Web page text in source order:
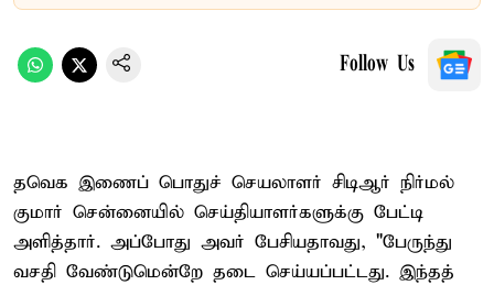
Follow Us
தவெக இணைப் பொதுச் செயலாளர் சிடிஆர் நிர்மல்
குமார் சென்னையில் செய்தியாளர்களுக்கு பேட்டி
அளித்தார். அப்போது அவர் பேசியதாவது, "பேருந்து
வசதி வேண்டுமென்றே தடை செய்யப்பட்டது. இந்தத்